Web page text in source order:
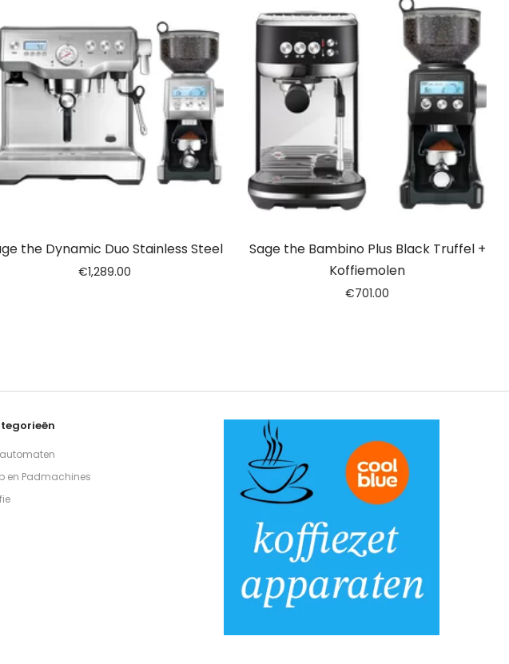
the Dynamic Duo Stainless Steel
€1,289.00
Sage the Bambino Plus Black Truffel +
Koffiemolen
€701.00
en Padmachines